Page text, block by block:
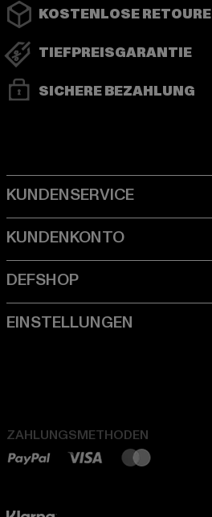
KOSTENLOSE RETOURE
TIEFPREISGARANTIE
SICHERE BEZAHLUNG
ZAHLUNGSMETHODEN